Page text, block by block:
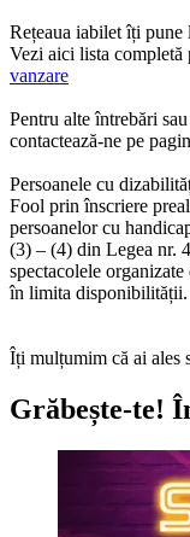
Rețeaua iabilet îți pune
Vezi aici lista completă
vanzare
Pentru alte întrebări
contactează-ne pe
Persoanele cu
Fool prin înscriere
persoanelor cu
(3) – (4) din Legea nr.
spectacolele
în limita disponibilității.
Îți mulțumim că ai ales
Grăbește-te!